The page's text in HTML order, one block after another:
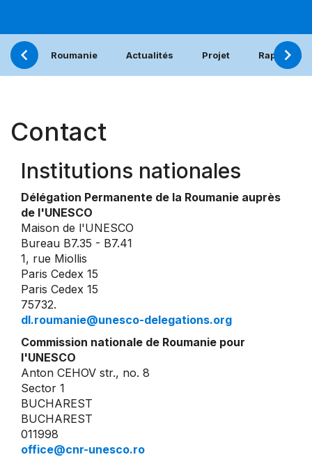
Roumanie Actualités Projet Rapport
Contact
Institutions nationales
Délégation Permanente de la Roumanie auprès
de l'UNESCO
Maison de l'UNESCO
Bureau B7.35 - B7.41
1, rue Miollis
Paris Cedex 15
Paris Cedex 15
75732.
dl.roumanie@unesco-delegations.org
Commission nationale de Roumanie pour
l'UNESCO
Anton CEHOV str., no. 8
Sector 1
BUCHAREST
BUCHAREST
011998
office@cnr-unesco.ro